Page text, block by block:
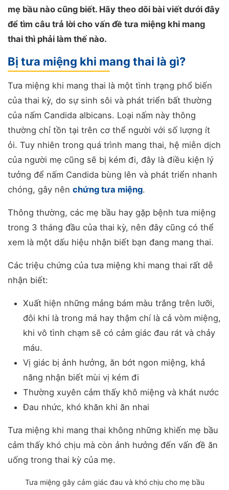
mẹ bầu nào cũng biết. Hãy theo dõi bài viết dưới đây
để tìm câu trả lời cho vấn đề tưa miệng khi mang
thai thì phải làm thế nào.
Bị tưa miệng khi mang thai là gì?
Tưa miệng khi mang thai là một tình trạng phổ biến
của thai kỳ, do sự sinh sôi và phát triển bất thường
của nấm Candida albicans. Loại nấm này thông
thường chỉ tồn tại trên cơ thể người với số lượng ít
ỏi. Tuy nhiên trong quá trình mang thai, hệ miễn dịch
của người mẹ cũng sẽ bị kém đi, đây là điều kiện lý
tưởng để nấm Candida bùng lên và phát triển nhanh
chóng, gây nên chứng tưa miệng.
Thông thường, các mẹ bầu hay gặp bệnh tưa miệng
trong 3 tháng đầu của thai kỳ, nên đây cũng có thể
xem là một dấu hiệu nhận biết bạn đang mang thai.
Các triệu chứng của tưa miệng khi mang thai rất dễ
nhận biết:
Xuất hiện những mảng bám màu trắng trên lưỡi,
đôi khi là trong má hay thậm chí là cả vòm miệng,
khi vô tình chạm sẽ có cảm giác đau rát và chảy
máu.
Vị giác bị ảnh hưởng, ăn bớt ngon miệng, khả
năng nhận biết mùi vị kém đi
Thường xuyên cảm thấy khô miệng và khát nước
Đau nhức, khó khăn khi ăn nhai
Tưa miệng khi mang thai không những khiến mẹ bầu
cảm thấy khó chịu mà còn ảnh hưởng đến vấn đề ăn
uống trong thai kỳ của mẹ.
Tưa miệng gây cảm giác đau và khó chịu cho mẹ bầu